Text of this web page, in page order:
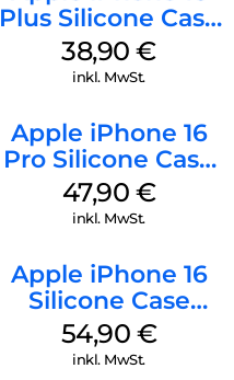
Plus Silicone Case
MagSafe Denim
38,90€
inkl. MwSt.
Apple iPhone 16
Pro Silicone Case
MagSafe Denim
47,90 €
inkl. MwSt.
Apple iPhone 16
Silicone Case
MagSafe Black
54,90 €
inkl. MwSt.